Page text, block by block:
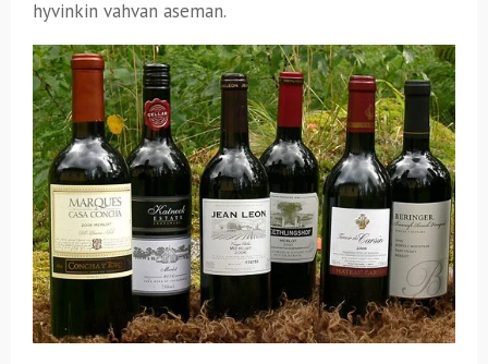
hyvinkin vahvan aseman.